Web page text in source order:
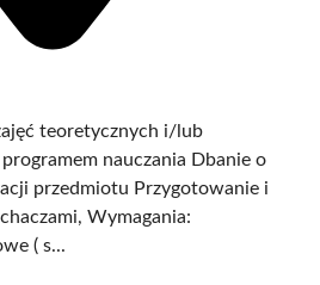
teoretycznych i/lub
nauczania Dbanie o
przedmiotu Przygotowanie i
Wymagania:
( s...